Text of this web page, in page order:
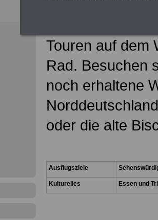
Touren auf dem
Rad. Besuchen
noch erhaltene
oder die alte
Ausflugsziele
Kulturelles Essen und